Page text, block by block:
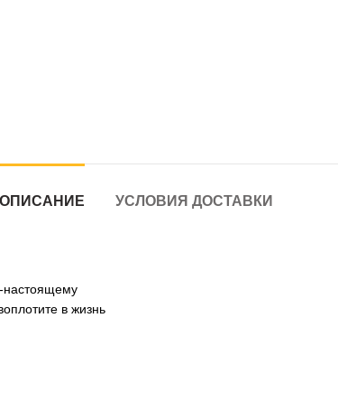
ОПИСАНИЕ УСЛОВИЯ ДОСТАВКИ
настоящему
в жизнь